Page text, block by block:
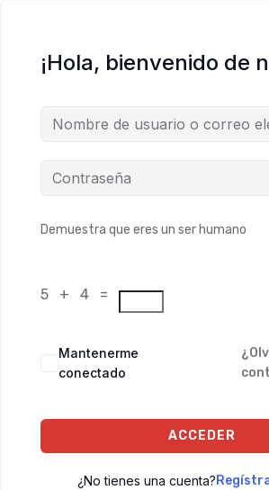
¡Hola, bienvenido de
Demuestra que eres un ser humano
5 + 4 =
Mantenerme
conectado
ACCEDER
¿No tienes una cuenta?